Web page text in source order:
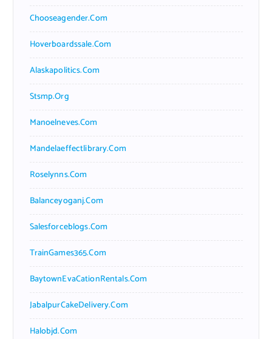
Chooseagender.com
Hoverboardssale.com
Alaskapolitics.com
Stsmp.org
Manoelneves.com
Mandelaeffectlibrary.com
Roselynns.com
Balanceyoganj.com
Salesforceblogs.com
TrainGames365.com
BaytownEvaCationRentals.com
JabalpurCakeDelivery.com
Halobjd.com